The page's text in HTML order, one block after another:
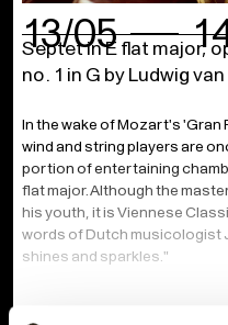
13/05
Septet in E flat major,
no. 1 in G by Ludwig
In the wake of Mozart's
wind and string players are
portion of entertaining
flat major. Although the
his youth, it is Viennese
words of Dutch musicologist
shines and sparkles."